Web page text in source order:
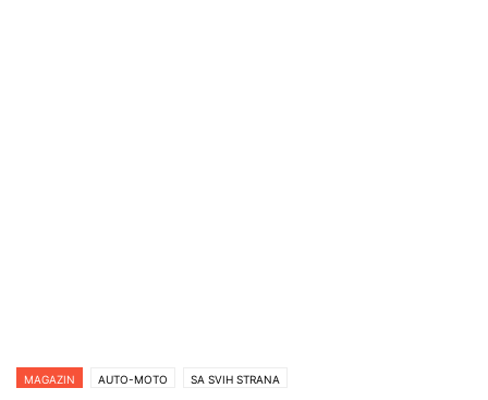
MAGAZIN AUTO-MOTO SA SVIH STRANA